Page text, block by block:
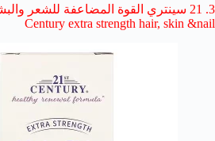
3.
Century extra strength hair, skin &nail